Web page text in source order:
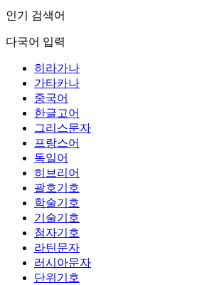
인기 검색어
다국어 입력
히라가나
가타카나
중국어
한글고어
그리스문자
프랑스어
독일어
히브리어
괄호기호
학술기호
기술기호
첨자기호
라틴문자
러시아문자
단위기호